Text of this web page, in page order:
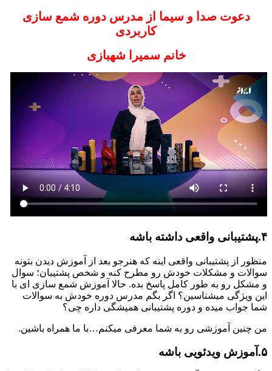
دعوت صدا و سیما از مدرس دوره شمع سازی
کاربردی
خانم سمیرا شهبازی
۴.پشتیبانی واقعی داشته باشه
منظور از پشتیبانی واقعی اینه که هنرجو بعد از آموزش دیدن بتونه
سوالات و مشکلات خودش رو مطرح کنه و شخص پشتیبان؛ سوال
و مشکل رو به طور کامل پاسخ بده. حالا آموزش شمع سازی ای با
این ویژگی میشناسین؟ اگر بگم مدرس دوره خودش به سوالات
شما جواب میده و دوره پشتیبانی همیشگی داره چی؟
من چنین آموزشی رو به شما معرفی میکنم…با ما همراه باشین.
۵.آموزش ویدئویی باشه